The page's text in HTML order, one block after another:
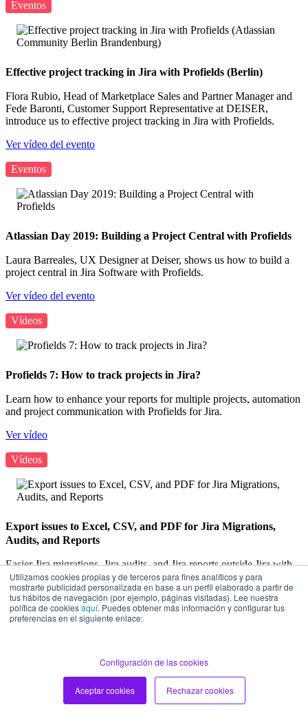
Utilizamos cookies propias y de terceros para fines analíticos y para
mostrarte publicidad personalizada en base a un perfil elaborado a partir de
tus hábitos de navegación (por ejemplo, páginas visitadas). Lee nuestra
política de cookiesaquí. Puedes obtener más información y configurar tus
preferencias en el siguiente enlace:
Configuración de las cookies
Aceptar cookies Rechazar cookies
Eventos
Effective project tracking in Jira with Profields (Berlin)
Flora Rubio, Head of Marketplace Sales and Partner Manager and
Fede Baronti, Customer Support Representative at DEISER,
introduce us to effective project tracking in Jira with Profields.
Ver vídeo del evento
Eventos
Atlassian Day 2019: Building a Project Central with Profields
Laura Barreales, UX Designer at Deiser, shows us how to build a
project central in Jira Software with Profields.
Ver vídeo del evento
Vídeos
Profields 7: How to track projects in Jira?
Learn how to enhance your reports for multiple projects, automation
and project communication with Profields for Jira.
Ver vídeo
Vídeos
Export issues to Excel, CSV, and PDF for Jira Migrations,
Audits, and Reports
Easier Jira migrations, Jira audits, and Jira reports outside Jira with
Exporter for Jira.
Ver vídeo
Vídeos
Jira project reporting with eazyBI and Profields
Profields enables enhanced project management in Jira via custom